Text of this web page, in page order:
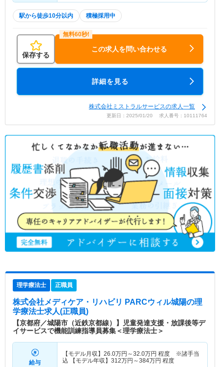
駅から徒歩10分以内 積極採用中
保存する
この求人を問い合わせる
詳細を見る
株式会社ミストラルサービスの求人一覧
更新日：2025/01/20 求人番号：10111764
理学療法士 正職員
株式会社メディケア・リハビリ PARCウィル城陽の理
学療法士求人(正職員)
【京都府／城陽市（近鉄京都線）】児童発達支援・放課後等デ
イサービスで機能訓練指導員募集＜理学療法士＞
給与
【モデル月収】 26.0万円～32.0万円 程度 ※諸手当
込 【モデル年収】 312万円～384万円 程度